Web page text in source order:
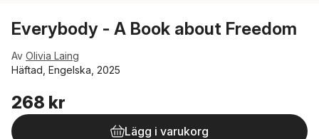
Everybody - A Book about Freedom
Av Olivia Laing
Häftad, Engelska, 2025
268 kr
Lägg i varukorg